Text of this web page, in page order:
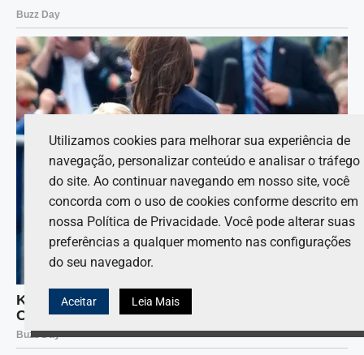
Utilizamos cookies para melhorar sua experiência de
navegação, personalizar conteúdo e analisar o tráfego
do site. Ao continuar navegando em nosso site, você
concorda com o uso de cookies conforme descrito em
nossa Política de Privacidade. Você pode alterar suas
preferências a qualquer momento nas configurações
do seu navegador.
Aceitar Leia Mais